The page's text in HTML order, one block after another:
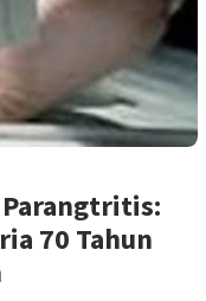
70 Tahun